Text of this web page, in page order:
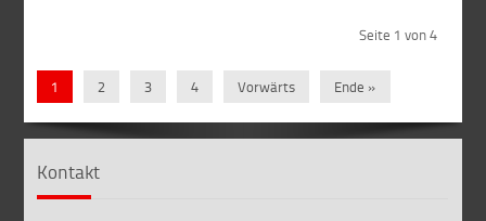
Seite 1 von 4
1 2 3 4 Vorwärts Ende »
Kontakt